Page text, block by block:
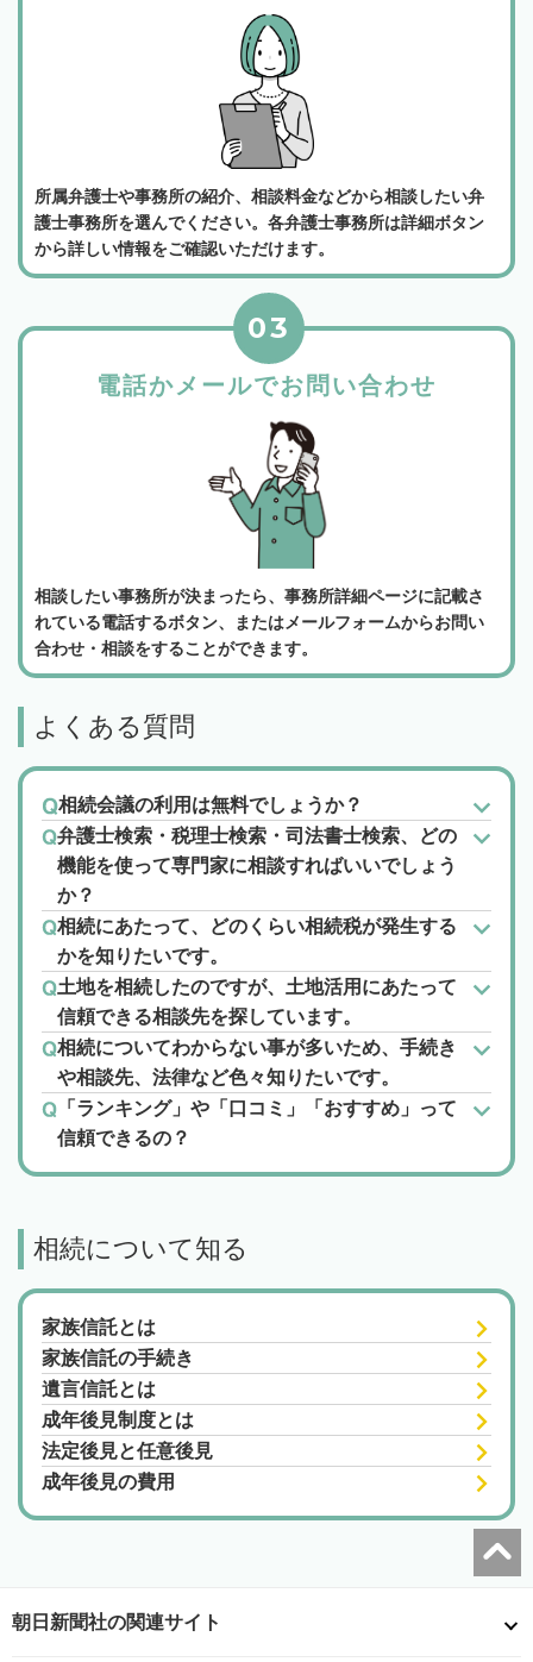
所属弁護士や事務所の紹介、相談料金などから相談したい弁
護士事務所を選んでください。各弁護士事務所は詳細ボタン
から詳しい情報をご確認いただけます。
電話かメールでお問い合わせ
03
相談したい事務所が決まったら、事務所詳細ページに記載さ
れている電話するボタン、またはメールフォームからお問い
合わせ・相談をすることができます。
よくある質問
相続会議の利用は無料でしょうか？
弁護士検索・税理士検索・司法書士検索、どの
機能を使って専門家に相談すればいいでしょう
か？
相続にあたって、どのくらい相続税が発生する
かを知りたいです。
土地を相続したのですが、土地活用にあたって
信頼できる相談先を探しています。
相続についてわからない事が多いため、手続き
や相談先、法律など色々知りたいです。
「ランキング」や「口コミ」「おすすめ」って
信頼できるの？
相続について知る
家族信託とは
家族信託の手続き
遺言信託とは
成年後見制度とは
法定後見と任意後見
成年後見の費用
朝日新聞社の関連サイト